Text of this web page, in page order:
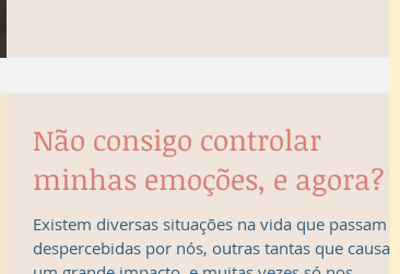
Não consigo controlar
minhas emoções, e agora?
Existem diversas situações na vida que passam
despercebidas por nós, outras tantas que causam